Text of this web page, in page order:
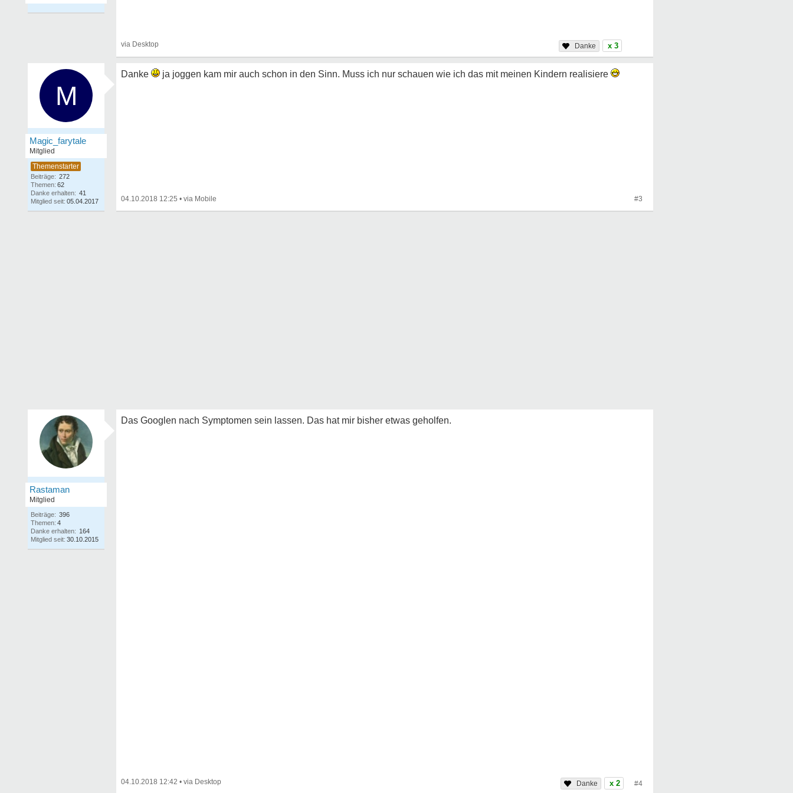
x 3
M
Magic_farytale
Mitglied
Beiträge: 272
Themen: 62
Danke erhalten: 41
Mitglied seit: 05.04.2017
Danke ja joggen kam mir auch schon in den Sinn. Muss ich nur schauen wie ich das mit meinen Kindern realisiere
04.10.2018 12:25 • #3
Rastaman
Mitglied
Beiträge: 396
Themen: 4
Danke erhalten: 164
Mitglied seit: 30.10.2015
Das Googlen nach Symptomen sein lassen. Das hat mir bisher etwas geholfen.
04.10.2018 12:42 • x 2 #4